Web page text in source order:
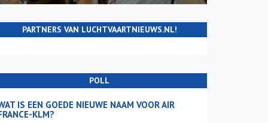
PARTNERS VAN LUCHTVAARTNIEUWS.NL!
POLL
IS EEN GOEDE NIEUWE NAAM VOOR AIR
KLM?